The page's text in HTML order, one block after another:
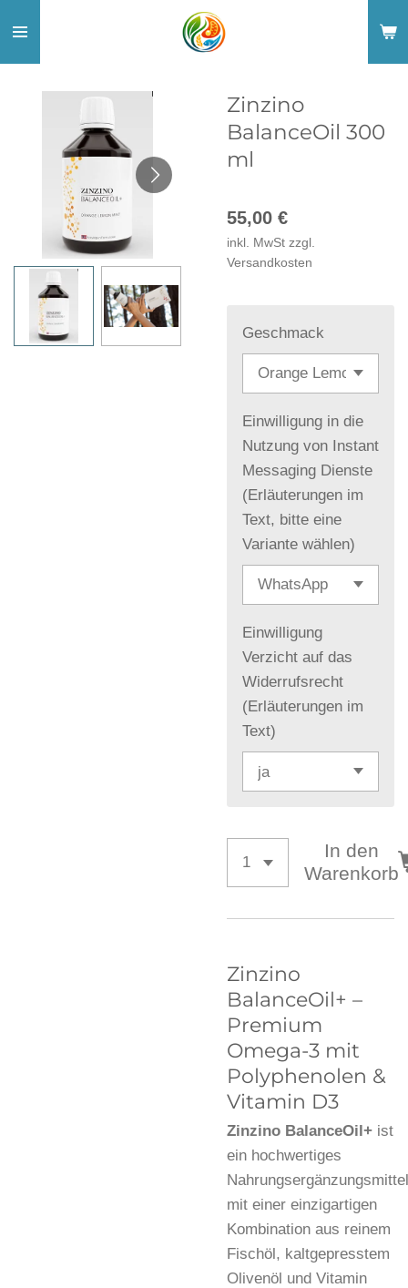
springen
Zinzino
BalanceOil 300
ml
55,00 €
inkl. MwSt zzgl.
Versandkosten
Geschmack
Einwilligung in die
Nutzung von Instant
Messaging Dienste
(Erläuterungen im
Text, bitte eine
Variante wählen)
Einwilligung
Verzicht auf das
Widerrufsrecht
(Erläuterungen im
Text)
In den
Warenkorb
Zinzino
BalanceOil+ –
Premium
Omega-3 mit
Polyphenolen &
Vitamin D3
Zinzino BalanceOil+ ist
ein hochwertiges
Nahrungsergänzungsmittel
mit einer einzigartigen
Kombination aus reinem
Fischöl, kaltgepresstem
Olivenöl und Vitamin